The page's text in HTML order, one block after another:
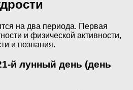
на два периода. Первая
и физической активности,
и познания.
й лунный день (день